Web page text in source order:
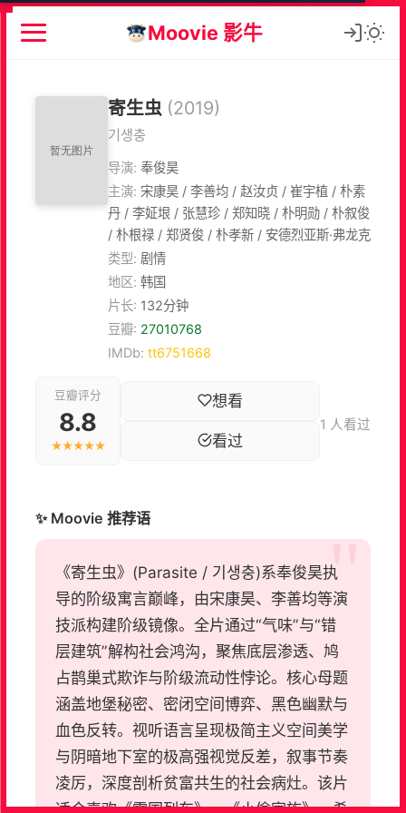
Moovie 影牛
寄生虫 (2019)
기생충
导演: 奉俊昊
主演: 宋康昊 / 李善均 / 赵汝贞 / 崔宇植 / 朴素
丹 / 李姃垠 / 张慧珍 / 郑知晓 / 朴明勋 / 朴叙俊
/ 朴根禄 / 郑贤俊 / 朴孝新 / 安德烈亚斯·弗龙克
类型: 剧情
地区: 韩国
片长: 132分钟
豆瓣: 27010768
IMDb: tt6751668
豆瓣评分
8.8
★★★★★
想看
看过
1 人看过
✨ Moovie 推荐语
《寄生虫》(Parasite / 기생충)系奉俊昊执
导的阶级寓言巅峰，由宋康昊、李善均等演
技派构建阶级镜像。全片通过“气味”与“错
层建筑”解构社会鸿沟，聚焦底层渗透、鸠
占鹊巢式欺诈与阶级流动性悖论。核心母题
涵盖地堡秘密、密闭空间博弈、黑色幽默与
血色反转。视听语言呈现极简主义空间美学
与阴暗地下室的极高强视觉反差，叙事节奏
凌厉，深度剖析贫富共生的社会病灶。该片
适合喜欢《雪国列车》、《小偷家族》、希